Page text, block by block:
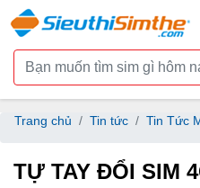
Trang chủ Tin tức Tin Tức
TỰ TAY ĐỔI SIM